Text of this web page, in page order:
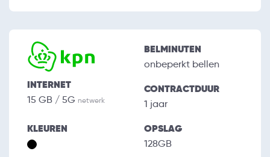
INTERNET
15 GB / 5G netwerk
BELMINUTEN
onbeperkt bellen
CONTRACTDUUR
1 jaar
KLEUREN OPSLAG
128GB